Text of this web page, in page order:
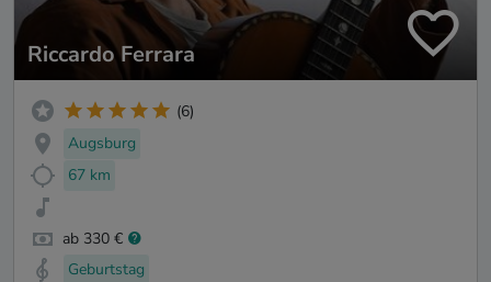
Riccardo Ferrara
(6)
Augsburg
67 km
ab 330 €
Geburtstag